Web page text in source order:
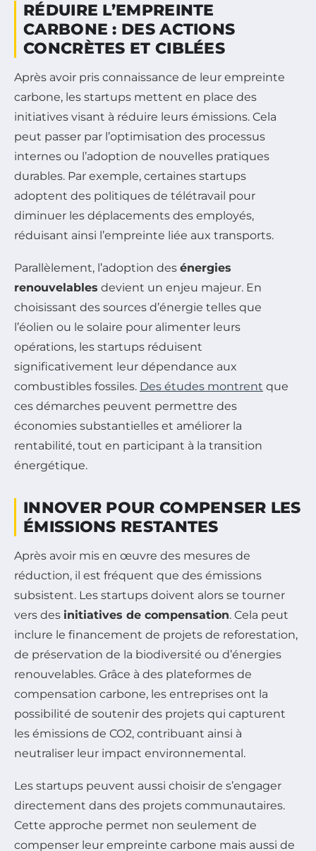
RÉDUIRE L’EMPREINTE
CARBONE : DES ACTIONS
CONCRÈTES ET CIBLÉES
Après avoir pris connaissance de leur empreinte
carbone, les startups mettent en place des
initiatives visant à réduire leurs émissions. Cela
peut passer par l’optimisation des processus
internes ou l’adoption de nouvelles pratiques
durables. Par exemple, certaines startups
adoptent des politiques de télétravail pour
diminuer les déplacements des employés,
réduisant ainsi l’empreinte liée aux transports.
Parallèlement, l’adoption des énergies
renouvelables devient un enjeu majeur. En
choisissant des sources d’énergie telles que
l’éolien ou le solaire pour alimenter leurs
opérations, les startups réduisent
significativement leur dépendance aux
combustibles fossiles. Des études montrent que
ces démarches peuvent permettre des
économies substantielles et améliorer la
rentabilité, tout en participant à la transition
énergétique.
INNOVER POUR COMPENSER LES
ÉMISSIONS RESTANTES
Après avoir mis en œuvre des mesures de
réduction, il est fréquent que des émissions
subsistent. Les startups doivent alors se tourner
vers des initiatives de compensation. Cela peut
inclure le financement de projets de reforestation,
de préservation de la biodiversité ou d’énergies
renouvelables. Grâce à des plateformes de
compensation carbone, les entreprises ont la
possibilité de soutenir des projets qui capturent
les émissions de CO2, contribuant ainsi à
neutraliser leur impact environnemental.
Les startups peuvent aussi choisir de s’engager
directement dans des projets communautaires.
Cette approche permet non seulement de
compenser leur empreinte carbone mais aussi de